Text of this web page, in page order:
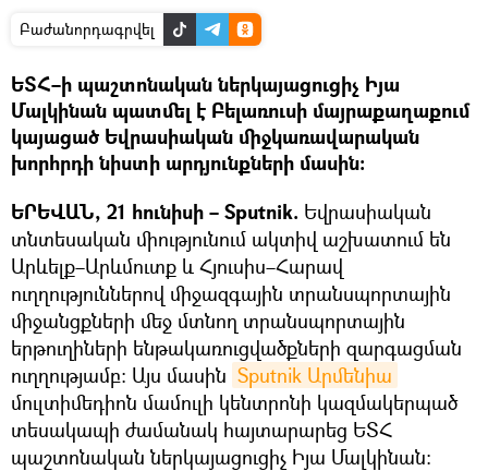
Բաժանորդագրվել
ԵՏՀ–ի պաշտոնական ներկայացուցիչ Իյա
Մալկինան պատմել է Բելառուսի մայրաքաղաքում
կայացած Եվրասիական միջկառավարական
խորհրդի նիստի արդյունքների մասին։
ԵՐԵՎԱՆ, 21 հունիսի – Sputnik. Եվրասիական
տնտեսական միությունում ակտիվ աշխատում են
Արևելք–Արևմուտք և Հյուսիս–Հարավ
ուղղություններով միջազգային տրանսպորտային
միջանցքների մեջ մտնող տրանսպորտային
երթուղիների ենթակառուցվածքների զարգացման
ուղղությամբ։ Այս մասին Sputnik Արմենիա
մուլտիմեդիոն մամուլի կենտրոնի կազմակերպած
տեսակապի ժամանակ հայտարարեց ԵՏՀ
պաշտոնական ներկայացուցիչ Իյա Մալկինան։